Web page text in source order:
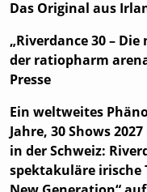
Das Original aus
„Riverdance 30 –
der ratiopharm
Presse
Ein weltweites
Jahre, 30 Shows
in der Schweiz:
spektakuläre irische